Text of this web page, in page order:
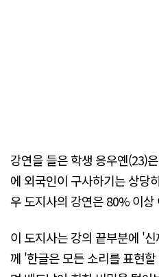
강연을 들은 학생 응우옌(23)
에 외국인이 구사하기는 상당
우 도지사의 강연은 80% 이
이 도지사는 강의 끝부분에 '
께 '한글은 모든 소리를 표현